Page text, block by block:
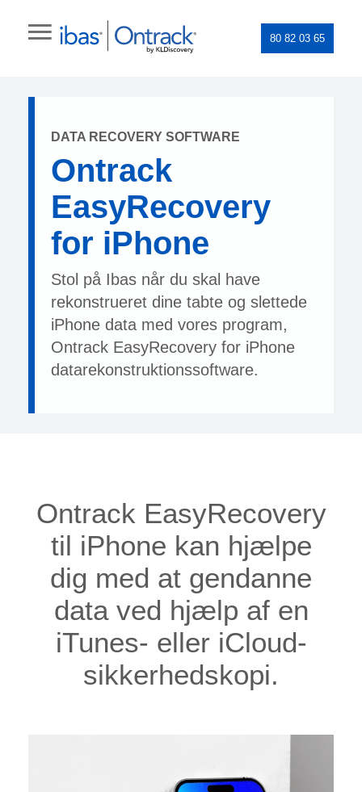
80 82 03 65
DATA RECOVERY SOFTWARE
Ontrack
EasyRecovery
for iPhone
Stol på Ibas når du skal have
rekonstrueret dine tabte og slettede
iPhone data med vores program,
Ontrack EasyRecovery for iPhone
datarekonstruktionssoftware.
Ontrack EasyRecovery
til iPhone kan hjælpe
dig med at gendanne
data ved hjælp af en
iTunes- eller iCloud-
sikkerhedskopi.